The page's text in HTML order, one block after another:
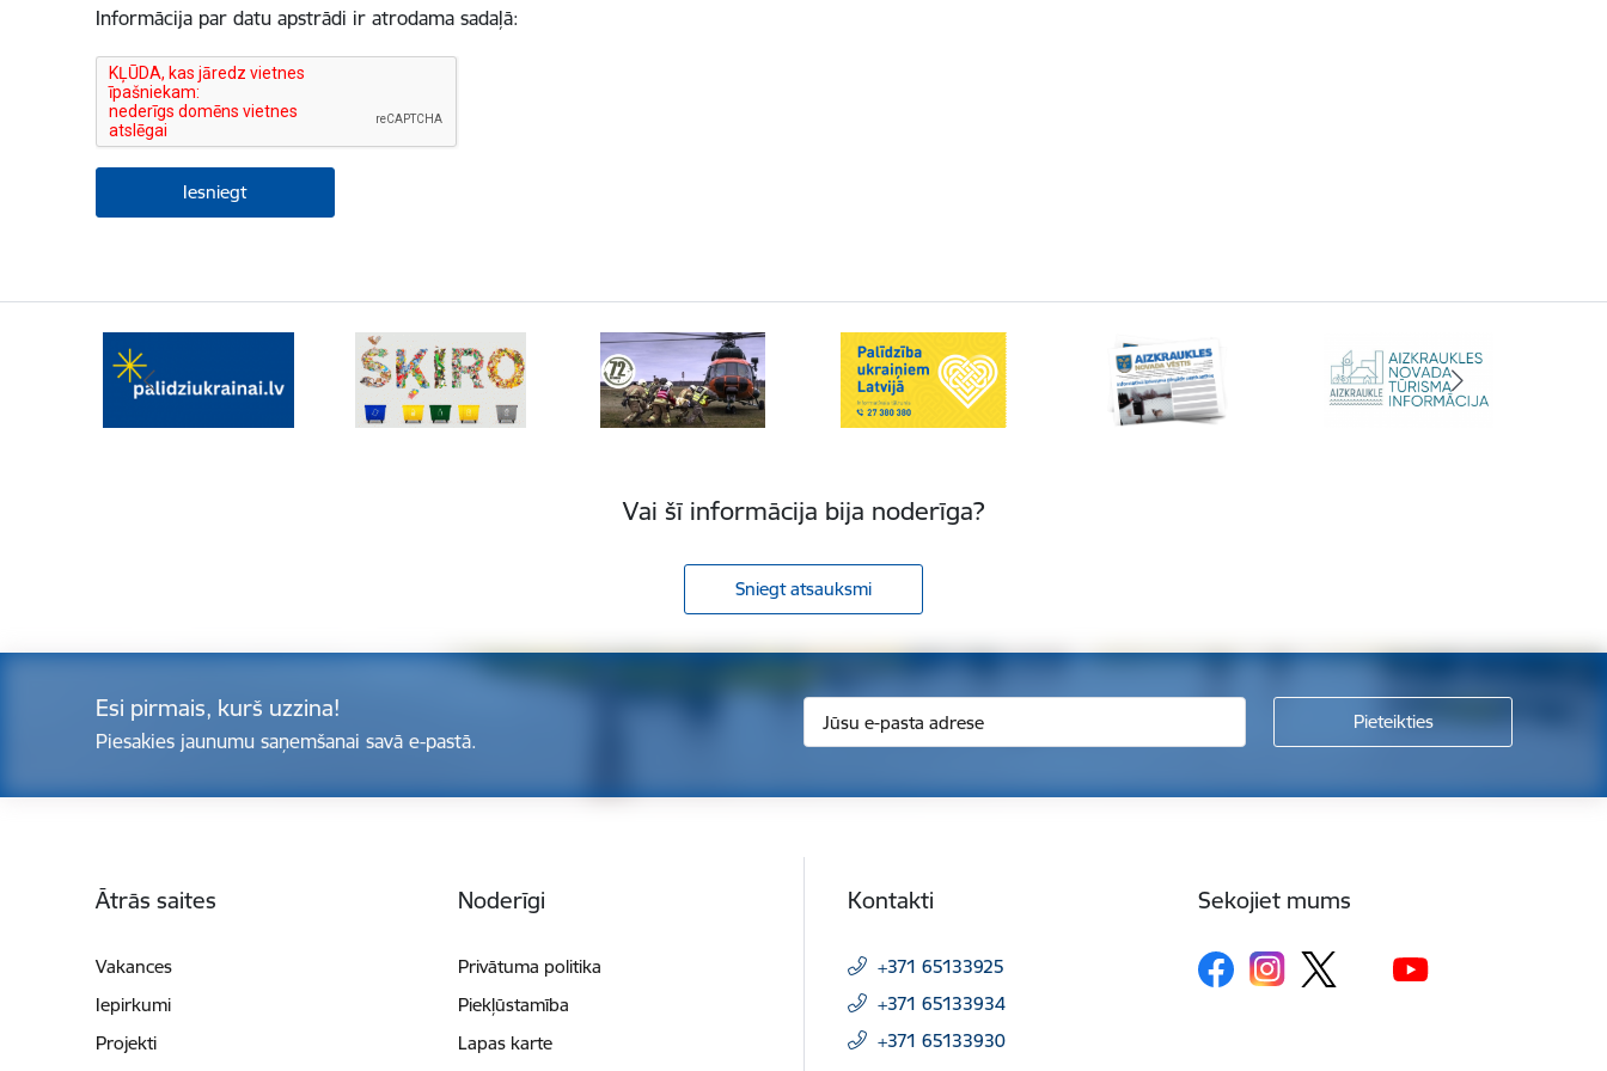
Informācija par datu apstrādi ir atrodama sadaļā:
Vai šī informācija bija noderīga?
Sniegt atsauksmi
Esi pirmais, kurš uzzina!
Piesakies jaunumu saņemšanai savā e-pastā.
Ātrās saites
Vakances
Iepirkumi
Projekti
Noderīgi
Privātuma politika
Piekļūstamība
Lapas karte
Kontakti
+371 65133925
+371 65133934
+371 65133930
Sekojiet mums